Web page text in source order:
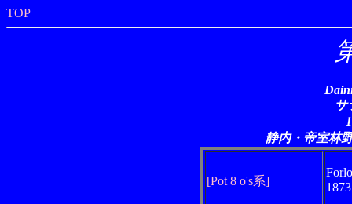
TOP
サ
静内・帝室林
[Pot 8 o's系]